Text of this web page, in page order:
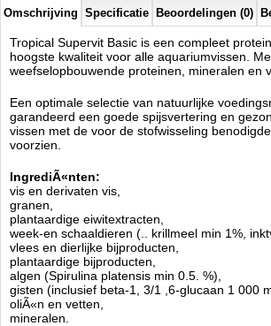
E7 Molybdeen 0.07 mg / kg,
E3 Kobalt 0.015 mg / kg.
Lecithine. Kleurstoffen.
Antioxidant Analyse:
ruw eiwit 48,0%,
vezels 3,5%,
vocht 6,0%.
Verkrijgbaar in
Tropical
Manufactured by:
Model:TRS-033
Product ID:5900469771044
3.4224 4.99 4.99 Available from:
Omschrijving Specificatie Beoordelingen (0)
Tropical Supervit Basic is een compleet
hoogste kwaliteit voor alle aquariumvissen.
weefselopbouwende proteinen, mineralen en
Een optimale selectie van natuurlijke
garandeerd een goede spijsvertering en
vissen met de voor de stofwisseling
voorzien.
IngrediÃ«nten:
vis en derivaten vis,
granen,
plantaardige eiwitextracten,
week-en schaaldieren (.. krillmeel min 1%,
vlees en dierlijke bijproducten,
plantaardige bijproducten,
algen (Spirulina platensis min 0.5. %),
gisten (inclusief beta-1, 3/1 ,6-glucaan 1 000
oliÃ«n en vetten,
mineralen.